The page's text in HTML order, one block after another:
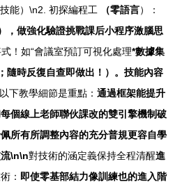
能）\n2. 初探編程工 （零語言）：
，做強化驗證挑戰課后小程序激腦思
！如“會議室預訂可視化處理*數據集
隨時反復自查即做出！）。技能內容
下教學細節是重點： 通過框架能提升
個線上老師聯伙課改的雙引擎機制破
所有所調整內容的充分普規更容自學
\n\n對技術的涵定義保持全程清醒進
： 即使零基部結力像訓練也的進入階